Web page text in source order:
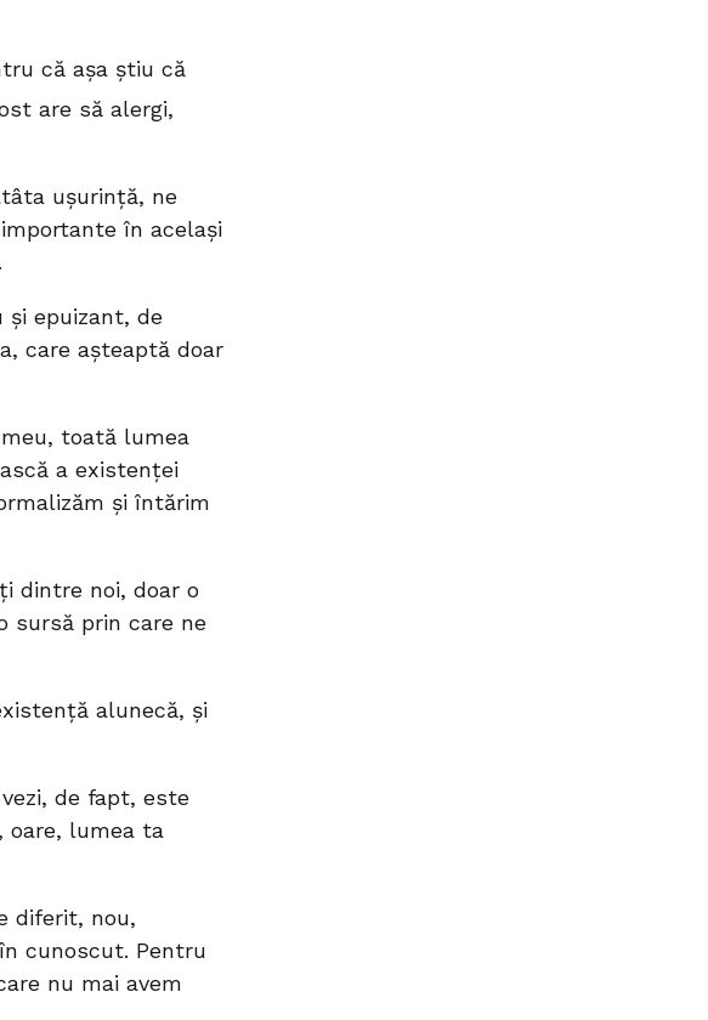
că așa știu că
are să alergi,
ușurință, ne
în același
epuizant, de
care așteaptă doar
toată lumea
a existenței
și întărim
dintre noi, doar o
sursă prin care ne
alunecă, și
de fapt, este
oare, lumea ta
diferit, nou,
cunoscut. Pentru
nu mai avem